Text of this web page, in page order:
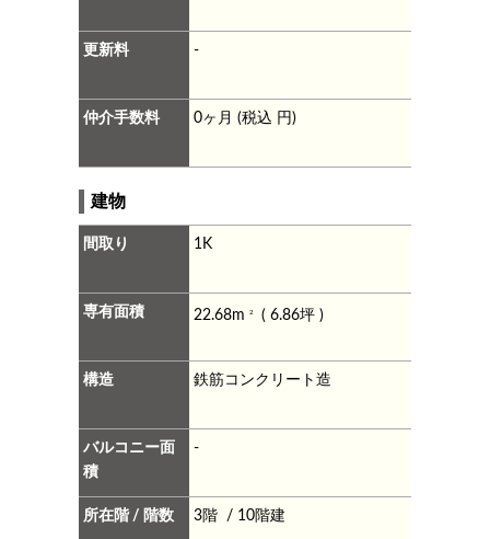
更新料 -
仲介手数料 0ヶ月 (税込 円)
建物
間取り 1K
専有面積 22.68m2 ( 6.86坪 )
構造 鉄筋コンクリート造
バルコニー面
積
-
所在階 / 階数 3階 / 10階建